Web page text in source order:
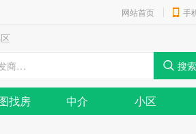
网站首页 手
找房 中介 小区